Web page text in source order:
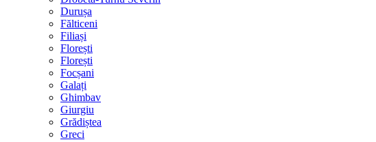
Durușa
Fălticeni
Filiași
Florești
Florești
Focșani
Galați
Ghimbav
Giurgiu
Grădiștea
Greci